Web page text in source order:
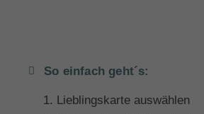
So einfach geht´s:
Lieblingskarte auswählen